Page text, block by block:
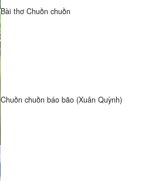
Bài thơ Chuồn chuồn
Chuồn chuồn báo bão (Xuân Quỳnh)